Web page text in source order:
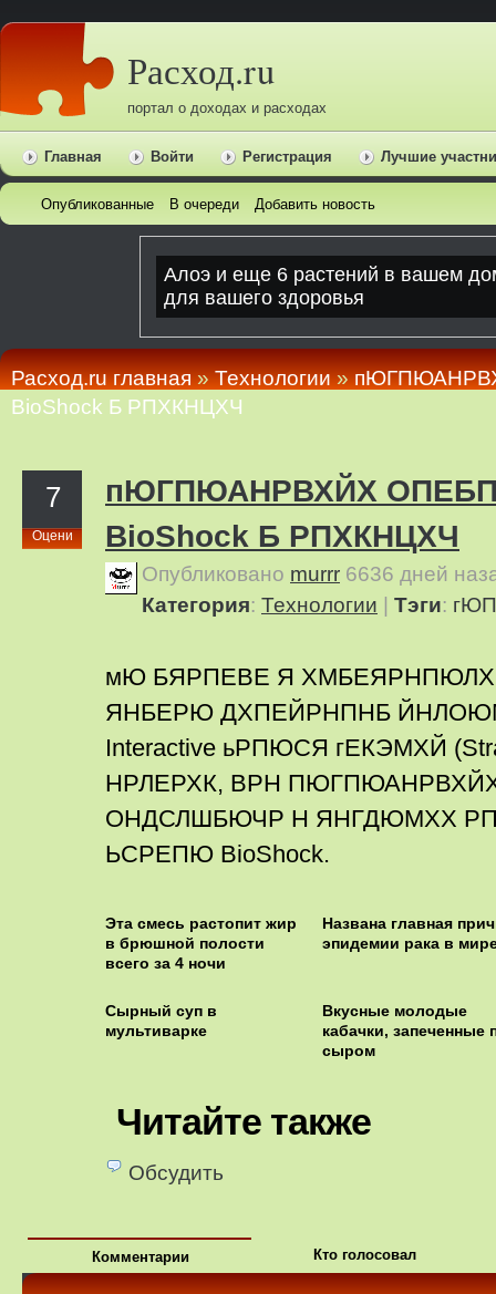
Расход.ru
портал о доходах и расходах
Главная Войти Регистрация Лучшие
Опубликованные В очереди Добавить новость
Расход.ru главная»Технологии»
BioShock Б РПХКНЦХЧ
7
Оцени
пЮГПЮАНРВХЙХ
BioShock Б РПХКНЦХЧ
Опубликовано murrr 6636 дней
Категория: Технологии Тэги:
мЮ БЯРПЕВЕ Я
ЯНБЕРЮ ДХПЕЙРНПНБ
Interactive ьРПЮСЯ гЕКЭМХЙ
НРЛЕРХК, ВРН
ОНДСЛШБЮЧР Н ЯНГДЮМХХ
ЬСРЕПЮ BioShock.
Эта смесь растопит жир
в брюшной полости
всего за 4 ночи
Названа главная
эпидемии рака в
Сырный суп в
мультиварке
Вкусные молодые
кабачки, запеченные
сыром
Читайте также
Обсудить
Комментарии Кто голосовал